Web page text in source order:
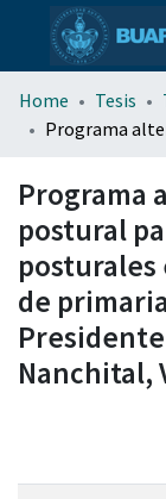
Home Tesis
Programa
postural
posturales
de
Nanchital,